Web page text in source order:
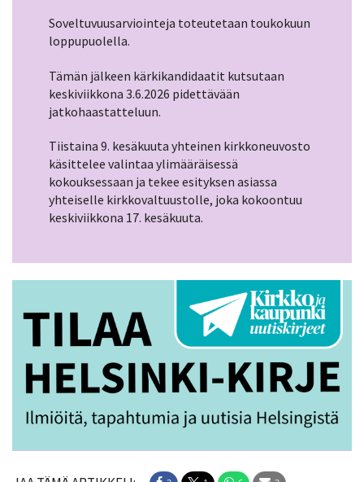
Soveltuvuusarviointeja toteutetaan toukokuun
loppupuolella.
Tämän jälkeen kärkikandidaatit kutsutaan
keskiviikkona 3.6.2026 pidettävään
jatkohaastatteluun.
Tiistaina 9. kesäkuuta yhteinen kirkkoneuvosto
käsittelee valintaa ylimääräisessä
kokouksessaan ja tekee esityksen asiassa
yhteiselle kirkkovaltuustolle, joka kokoontuu
keskiviikkona 17. kesäkuuta.